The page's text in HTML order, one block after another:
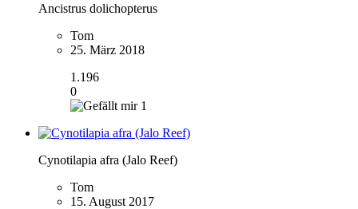
Ancistrus dolichopterus
Tom
25. März 2018
1.196
0
1
Cynotilapia afra (Jalo Reef)
Tom
15. August 2017